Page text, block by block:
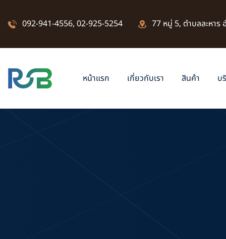
092-941-4556, 02-925-5254 77 หมู่ 5, ตำบลละหาร
หน้าแรก เกี่ยวกับเรา สินค้า บ